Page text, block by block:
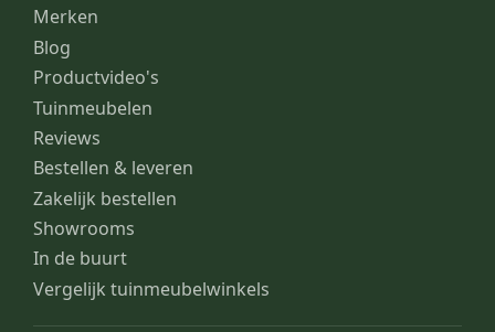
Merken
Blog
Productvideo's
Tuinmeubelen
Reviews
Bestellen & leveren
Zakelijk bestellen
Showrooms
In de buurt
Vergelijk tuinmeubelwinkels